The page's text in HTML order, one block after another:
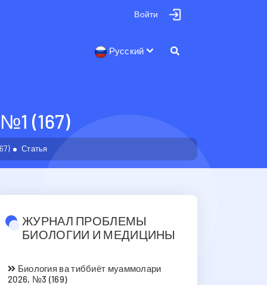
Войти
Русский
(167)
Статья
ЖУРНАЛ ПРОБЛЕМЫ
БИОЛОГИИ И МЕДИЦИНЫ
Биология ва тиббиёт муаммолари
2026, №3 (169)